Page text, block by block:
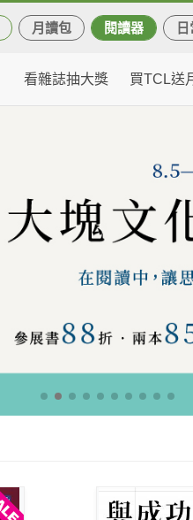
月讀包 閱讀器
看雜誌抽大獎 買TCL送